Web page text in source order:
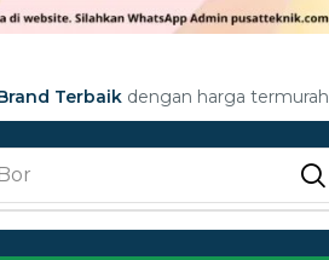
Terbaik dengan harga termurah